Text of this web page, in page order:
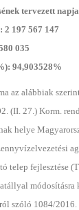
tervezett
2 197 567 147
035
94,903528%
az alábbiak
(II. 27.) Korm.
helye
telep fejlesztése
módosításra
szóló 1084/